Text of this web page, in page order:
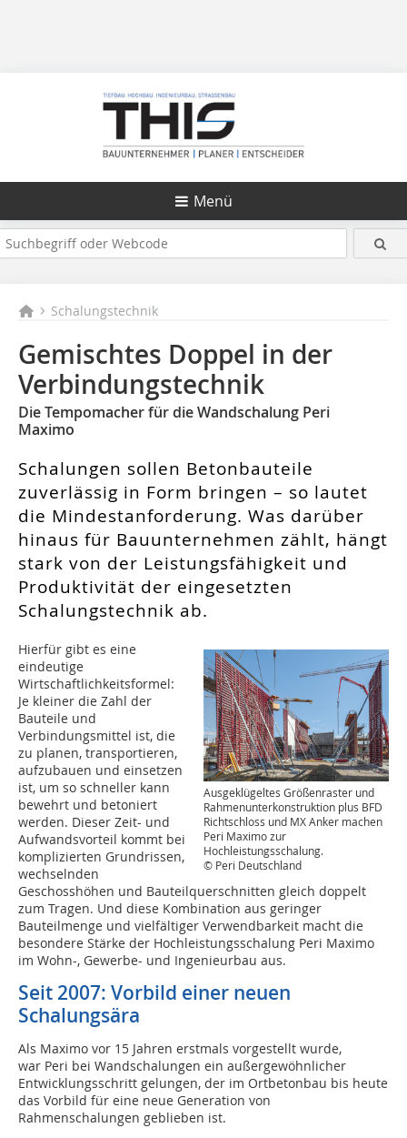
Menü
Schalungstechnik
Gemischtes Doppel in der
Verbindungstechnik
Die Tempomacher für die Wandschalung Peri
Maximo
Schalungen sollen Betonbauteile
zuverlässig in Form bringen – so lautet
die Mindestanforderung. Was darüber
hinaus für Bauunternehmen zählt, hängt
stark von der Leistungsfähigkeit und
Produktivität der eingesetzten
Schalungstechnik ab.
Ausgeklügeltes Größenraster und
Rahmenunterkonstruktion plus BFD
Richtschloss und MX Anker machen
Peri Maximo zur
Hochleistungsschalung.
© Peri Deutschland
Hierfür gibt es eine
eindeutige
Wirtschaftlichkeitsformel:
Je kleiner die Zahl der
Bauteile und
Verbindungsmittel ist, die
zu planen, transportieren,
aufzubauen und einsetzen
ist, um so schneller kann
bewehrt und betoniert
werden. Dieser Zeit- und
Aufwandsvorteil kommt bei
komplizierten Grundrissen,
wechselnden
Geschosshöhen und Bauteilquerschnitten gleich doppelt
zum Tragen. Und diese Kombination aus geringer
Bauteilmenge und vielfältiger Verwendbarkeit macht die
besondere Stärke der Hochleistungsschalung Peri Maximo
im Wohn-, Gewerbe- und Ingenieurbau aus.
Seit 2007: Vorbild einer neuen
Schalungsära
Als Maximo vor 15 Jahren erstmals vorgestellt wurde,
war Peri bei Wandschalungen ein außergewöhnlicher
Entwicklungsschritt gelungen, der im Ortbetonbau bis heute
das Vorbild für eine neue Generation von
Rahmenschalungen geblieben ist.